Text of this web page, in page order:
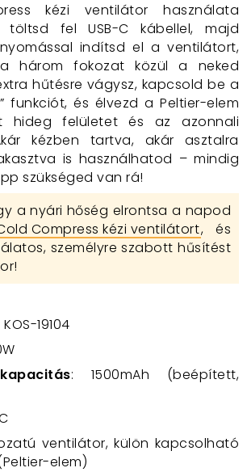
kézi ventilátor használata
töltsd fel USB-C kábellel, majd
indítsd el a ventilátort,
három fokozat közül a neked
hűtésre vágysz, kapcsold be a
funkciót, és élvezd a Peltier-elem
hideg felületet és az azonnali
kézben tartva, akár asztalra
is használhatod – mindig
szükséged van rá!
a nyári hőség elrontsa a napod
Compress kézi ventilátort, és
személyre szabott hűsítést
19104
: 1500mAh (beépített,
ventilátor, külön kapcsolható
elem)